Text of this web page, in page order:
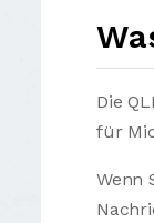
Die
für
Wenn